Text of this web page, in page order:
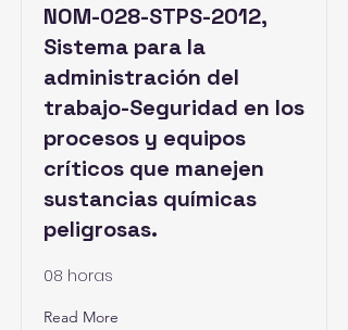
NOM-028-STPS-2012,
Sistema para la
administración del
trabajo-Seguridad en los
procesos y equipos
críticos que manejen
sustancias químicas
peligrosas.
08 horas
Read More